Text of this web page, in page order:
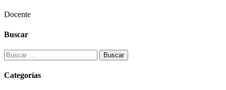
Docente
Buscar
Buscar:
Categorías